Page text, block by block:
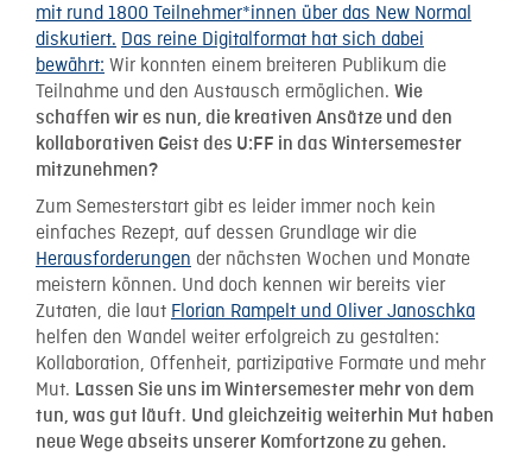
mit rund 1800 Teilnehmer*innen über das New Normal
diskutiert. Das reine Digitalformat hat sich dabei
bewährt: Wir konnten einem breiteren Publikum die
Teilnahme und den Austausch ermöglichen. Wie
schaffen wir es nun, die kreativen Ansätze und den
kollaborativen Geist des U:FF in das Wintersemester
mitzunehmen?
Zum Semesterstart gibt es leider immer noch kein
einfaches Rezept, auf dessen Grundlage wir die
Herausforderungen der nächsten Wochen und Monate
meistern können. Und doch kennen wir bereits vier
Zutaten, die laut Florian Rampelt und Oliver Janoschka
helfen den Wandel weiter erfolgreich zu gestalten:
Kollaboration, Offenheit, partizipative Formate und mehr
Mut. Lassen Sie uns im Wintersemester mehr von dem
tun, was gut läuft. Und gleichzeitig weiterhin Mut haben
neue Wege abseits unserer Komfortzone zu gehen.